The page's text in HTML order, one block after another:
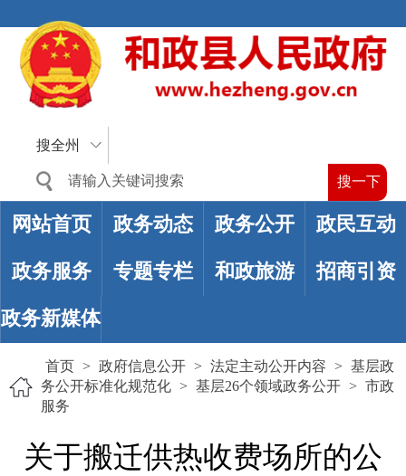
搜全州
网站首页 政务动态 政务公开 政民互动
政务服务 专题专栏 和政旅游 招商引资
政务新媒体
首页 > 政府信息公开 > 法定主动公开内容 > 基层政
务公开标准化规范化 > 基层26个领域政务公开 > 市政
服务
关于搬迁供热收费场所的公